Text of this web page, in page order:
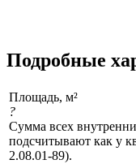
Подробные
Площадь, м²
?
Сумма всех
подсчитывают как у
2.08.01-89).